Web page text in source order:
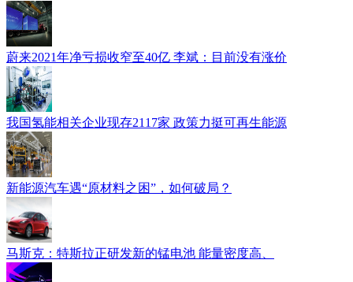
蔚来2021年净亏损收窄至40亿 李斌：目前没有涨价
我国氢能相关企业现存2117家 政策力挺可再生能源
新能源汽车遇“原材料之困”，如何破局？
马斯克：特斯拉正研发新的锰电池 能量密度高、